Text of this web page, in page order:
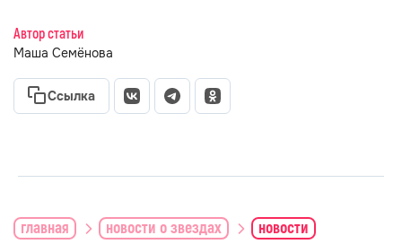
Автор статьи
Маша Семёнова
Ссылка
главная новости о звездах новости